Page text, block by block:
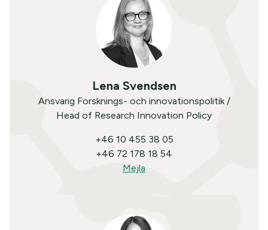
Lena Svendsen
Ansvarig Forsknings- och innovationspolitik /
Head of Research Innovation Policy
+46 10 455 38 05
+46 72 178 18 54
Mejla